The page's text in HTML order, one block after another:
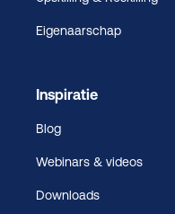
Eigenaarschap
Inspiratie
Blog
Webinars & videos
Downloads